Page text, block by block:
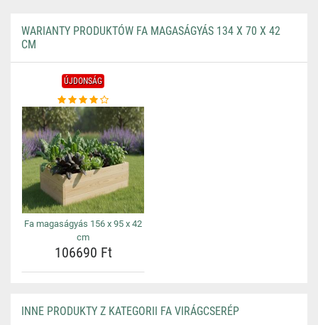
WARIANTY PRODUKTÓW FA MAGASÁGYÁS 134 X 70 X 42
CM
ÚJDONSÁG
Fa magaságyás 156 x 95 x 42
cm
106690 Ft
INNE PRODUKTY Z KATEGORII FA VIRÁGCSERÉP